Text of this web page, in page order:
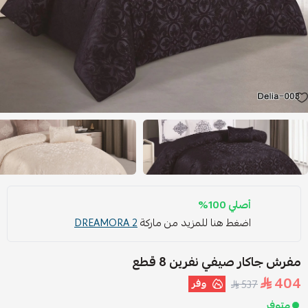
أصلي 100%
اضغط هنا للمزيد من ماركةDREAMORA 2
مفرش جاكار صيفي نفرين 8 قطع
404
537 وفر